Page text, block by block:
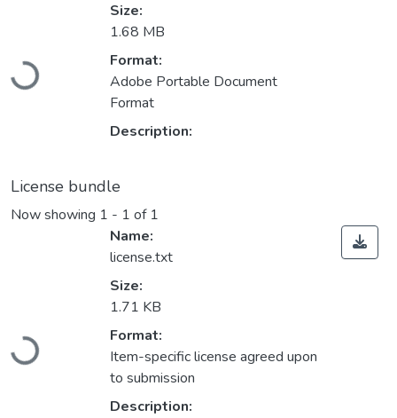
Loading...
Size:
1.68 MB
Format:
Adobe Portable Document
Format
Description:
License bundle
Now showing 1 - 1 of 1
Loading...
Name:
license.txt
Size:
1.71 KB
Format:
Item-specific license agreed upon
to submission
Description: